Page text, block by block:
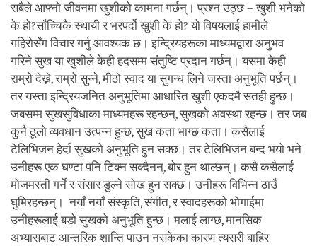
सबैले आफ्नो जीवनमा खुशीको कामना गर्छन्। प्रश्न उठ्छ – खुशी भनेको
के हो?साँच्चिकै स्थायी र भरपर्दो खुशी के हो? यो विषयलाई हामीले
गहिरोसँग विचार गर्नु आवश्यक छ। इन्द्रियहरूका माध्यमद्वारा अनुभव
गरिने सुख या खुशीले केही हदसम्म संतुष्टि प्रदान गर्छन्। यसमा केही
राम्रो देख्ने, राम्रो सुन्ने, मीठो स्वाद या सुगन्ध लिने जस्ता अनुभूति पर्छन्।
तर यस्ता इन्द्रियजनित अनुभूतिमा आधारित खुशी एकदमै सतही हुन्छ।
जबसम्म सुखसुविधाका माध्यमहरू रहन्छन्, सुखको अवस्था रहन्छ। तर जब
कुनै ठूलो व्यवधान उत्पन्न हुन्छ, सुख कता भाग्छ कता। कसैलाई
टेलिभिजन हेर्दा सुखको अनुभूति हुन सक्छ। तर टेलिभिजन बन्द भयो भने
उनीहरू एक घण्टा पनि टिक्न सक्दैनन्, बोर हुन थाल्छन्। कसै कसैलाई
मोजमस्ती गर्ने र संसार डुल्ने सोख हुन सक्छ। उनीहरू विभिन्न ठाउँ
घुमिरहन्छन्। नयाँ नयाँ संस्कृति, संगीत, र स्वादहरूको भोगाईमा
उनीहरूलाई बडो सुखको अनुभूति हुन्छ। मलाई लाग्छ, मानसिक
अभ्यासबाट आन्तरिक शान्ति पाउन नसकेका कारण त्यसरी बाहिर